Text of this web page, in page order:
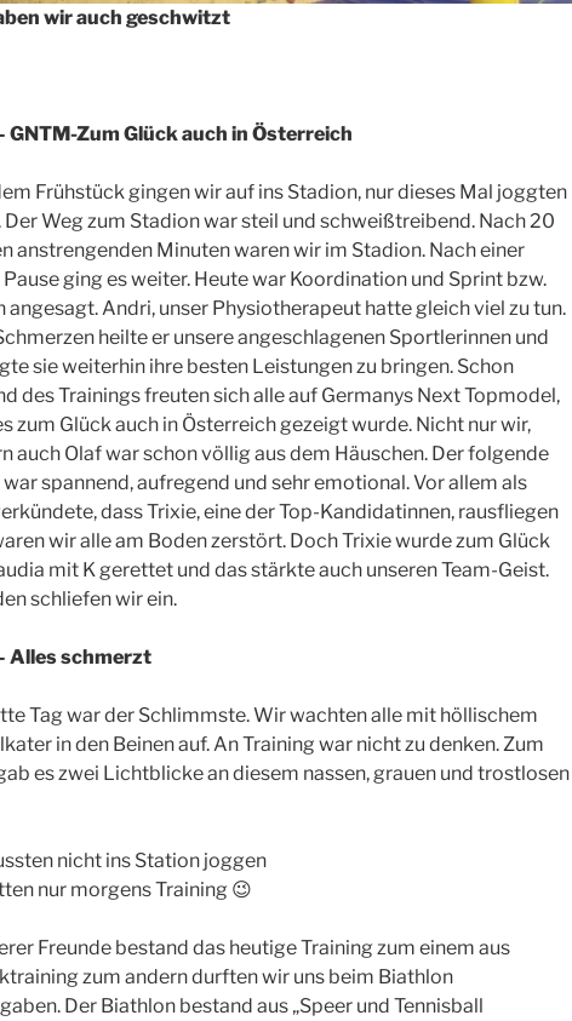
wir auch geschwitzt
GNTM-Zum Glück auch in Österreich
Frühstück gingen wir auf ins Stadion, nur dieses Mal joggten
Der Weg zum Stadion war steil und schweißtreibend. Nach 20
anstrengenden Minuten waren wir im Stadion. Nach einer
Pause ging es weiter. Heute war Koordination und Sprint bzw.
angesagt. Andri, unser Physiotherapeut hatte gleich viel zu tun.
heilte er unsere angeschlagenen Sportlerinnen und
sie weiterhin ihre besten Leistungen zu bringen. Schon
des Trainings freuten sich alle auf Germanys Next Topmodel,
zum Glück auch in Österreich gezeigt wurde. Nicht nur wir,
auch Olaf war schon völlig aus dem Häuschen. Der folgende
spannend, aufregend und sehr emotional. Vor allem als
dass Trixie, eine der Top-Kandidatinnen, rausfliegen
wir alle am Boden zerstört. Doch Trixie wurde zum Glück
mit K gerettet und das stärkte auch unseren Team-Geist.
schliefen wir ein.
Alles schmerzt
Tag war der Schlimmste. Wir wachten alle mit höllischem
in den Beinen auf. An Training war nicht zu denken. Zum
es zwei Lichtblicke an diesem nassen, grauen und trostlosen
nicht ins Station joggen
nur morgens Training 😉
Freunde bestand das heutige Training zum einem aus
zum andern durften wir uns beim Biathlon
Der Biathlon bestand aus „Speer und Tennisball